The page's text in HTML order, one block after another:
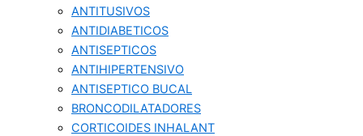
ANTITUSIVOS
ANTIDIABETICOS
ANTISEPTICOS
ANTIHIPERTENSIVO
ANTISEPTICO BUCAL
BRONCODILATADORES
CORTICOIDES INHALANT